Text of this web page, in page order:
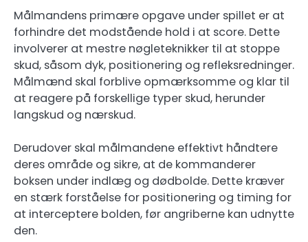
Målmandens primære opgave under spillet er at
forhindre det modstående hold i at score. Dette
involverer at mestre nøgleteknikker til at stoppe
skud, såsom dyk, positionering og refleksredninger.
Målmænd skal forblive opmærksomme og klar til
at reagere på forskellige typer skud, herunder
langskud og nærskud.
Derudover skal målmandene effektivt håndtere
deres område og sikre, at de kommanderer
boksen under indlæg og dødbolde. Dette kræver
en stærk forståelse for positionering og timing for
at interceptere bolden, før angriberne kan udnytte
den.